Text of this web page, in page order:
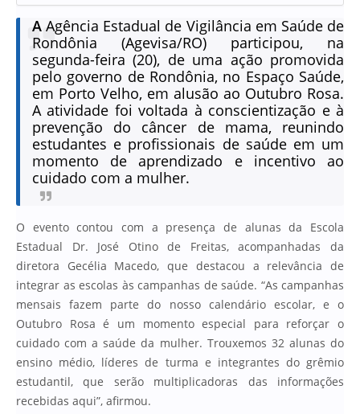
A Agência Estadual de Vigilância em Saúde de
Rondônia (Agevisa/RO) participou, na
segunda-feira (20), de uma ação promovida
pelo governo de Rondônia, no Espaço Saúde,
em Porto Velho, em alusão ao Outubro Rosa.
A atividade foi voltada à conscientização e à
prevenção do câncer de mama, reunindo
estudantes e profissionais de saúde em um
momento de aprendizado e incentivo ao
cuidado com a mulher.
O evento contou com a presença de alunas da Escola
Estadual Dr. José Otino de Freitas, acompanhadas da
diretora Gecélia Macedo, que destacou a relevância de
integrar as escolas às campanhas de saúde. “As campanhas
mensais fazem parte do nosso calendário escolar, e o
Outubro Rosa é um momento especial para reforçar o
cuidado com a saúde da mulher. Trouxemos 32 alunas do
ensino médio, líderes de turma e integrantes do grêmio
estudantil, que serão multiplicadoras das informações
recebidas aqui”, afirmou.